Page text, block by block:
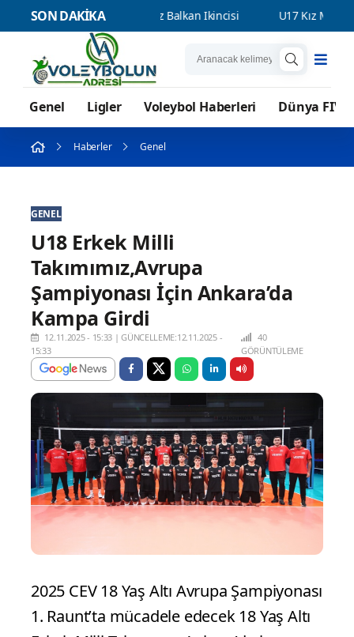
SON DAKİKA
Erkek Milli Takımımız Balkan İkincisi U17 Kız Milli
Genel Ligler Voleybol Haberleri Dünya
Haberler Genel
GENEL
U18 Erkek Milli
Takımımız,Avrupa
Şampiyonası İçin Ankara’da
Kampa Girdi
12.11.2025 - 15:33 |GÜNCELLEME:12.11.2025 -
15:33
40
GÖRÜNTÜLEME
2025 CEV 18 Yaş Altı Avrupa Şampiyonası
1. Raunt’ta mücadele edecek 18 Yaş Altı